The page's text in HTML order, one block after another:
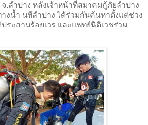
.ลำปาง หลังเจ้าหน้าที่สมาคมกู้ภัยลำปาง
งน้ำ นทีลำปาง ได้ร่วมกันค้นหาตั้งแต่ช่วง
ระสานร้อยเวร และแพทย์นิติเวชร่วม